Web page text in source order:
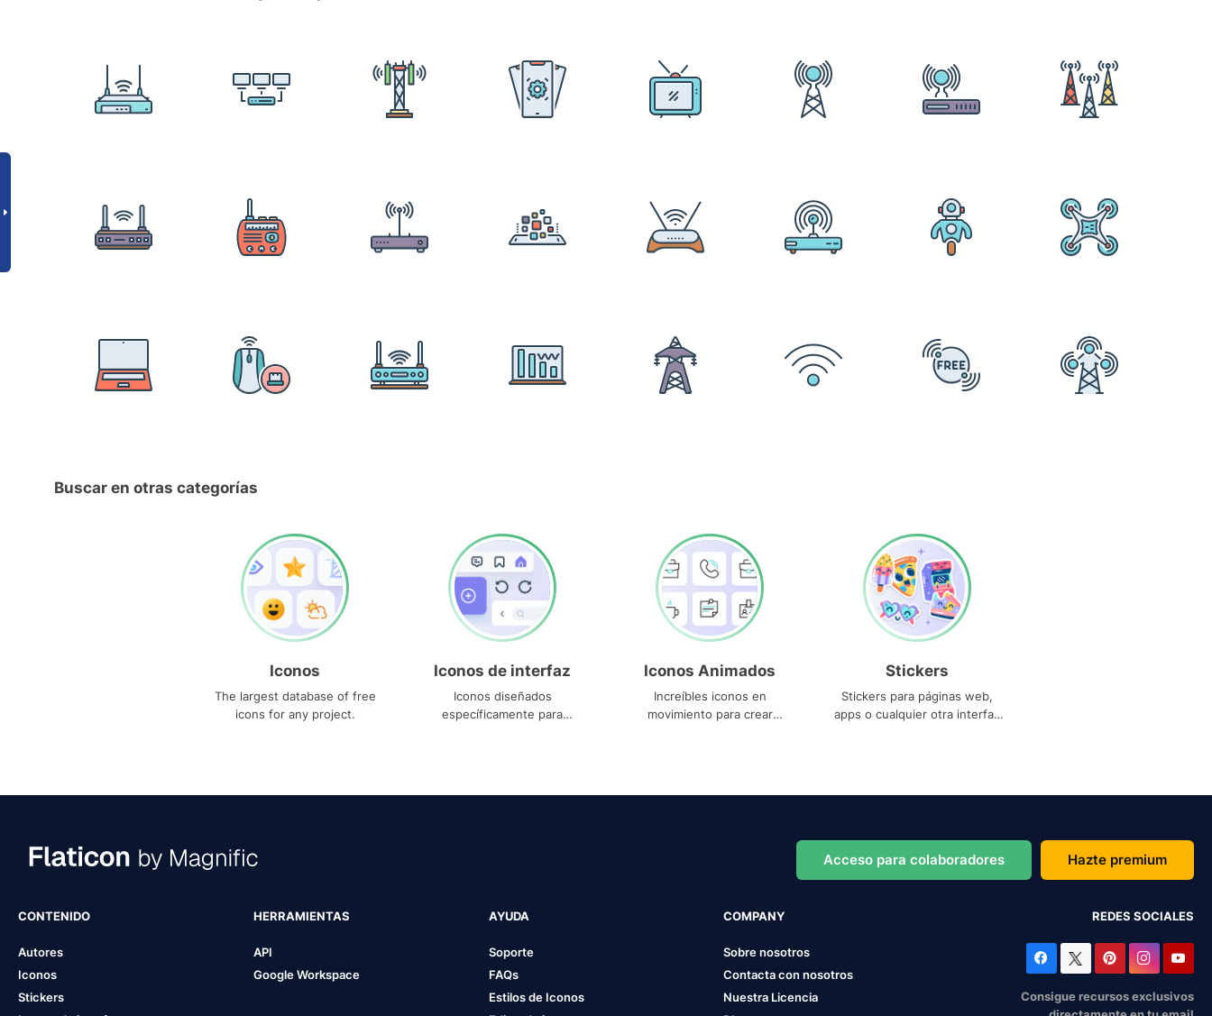
Buscar en otras categorías
Iconos
The largest database of free
icons for any project.
Iconos de interfaz
Iconos diseñados
específicamente para
Iconos Animados
Increíbles iconos en
movimiento para crear
Stickers
Stickers para páginas web,
apps o cualquier otra interfaz
Acceso para colaboradores Hazte premium
CONTENIDO
Autores
Iconos
Stickers
HERRAMIENTAS
API
Google Workspace
AYUDA
Soporte
FAQs
Estilos de Iconos
COMPANY
Sobre nosotros
Contacta con nosotros
Nuestra Licencia
REDES SOCIALES
Consigue recursos exclusivos